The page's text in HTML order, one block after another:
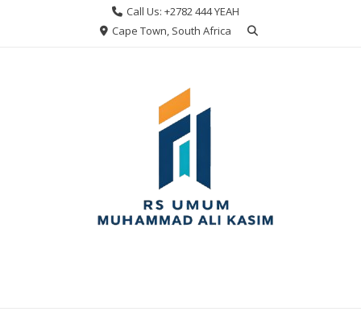
Call Us: +2782 444 YEAH
Cape Town, South Africa